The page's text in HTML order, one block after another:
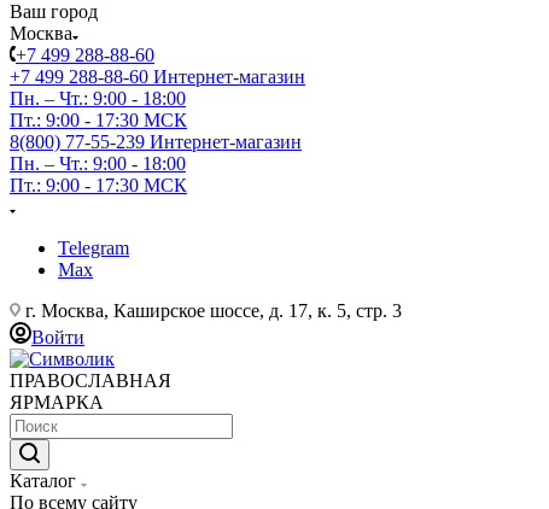
Ваш город
Москва
+7 499 288-88-60
+7 499 288-88-60 Интернет-магазин
Пн. – Чт.: 9:00 - 18:00
Пт.: 9:00 - 17:30 МСК
8(800) 77-55-239 Интернет-магазин
Пн. – Чт.: 9:00 - 18:00
Пт.: 9:00 - 17:30 МСК
Telegram
Max
г. Москва, Каширское шоссе, д. 17, к. 5, стр. 3
Войти
ПРАВОСЛАВНАЯ
ЯРМАРКА
Каталог
По всему сайту